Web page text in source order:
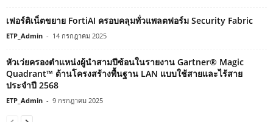
เฟอร์ติเน็ตขยาย FortiAI ครอบคลุมทั่วแพลตฟอร์ม Security Fabric
ETP_Admin - 14 กรกฎาคม 2025
หัวเว่ยครองตำแหน่งผู้นำสามปีซ้อนในรายงาน Gartner® Magic
Quadrant™ ด้านโครงสร้างพื้นฐาน LAN แบบใช้สายและไร้สาย
ประจำปี 2568
ETP_Admin - 9 กรกฎาคม 2025